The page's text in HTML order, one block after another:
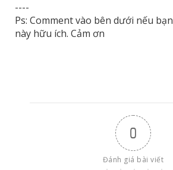
----
Ps: Comment vào bên dưới nếu
này hữu ích. Cảm ơn
0
Đánh giá bài viết